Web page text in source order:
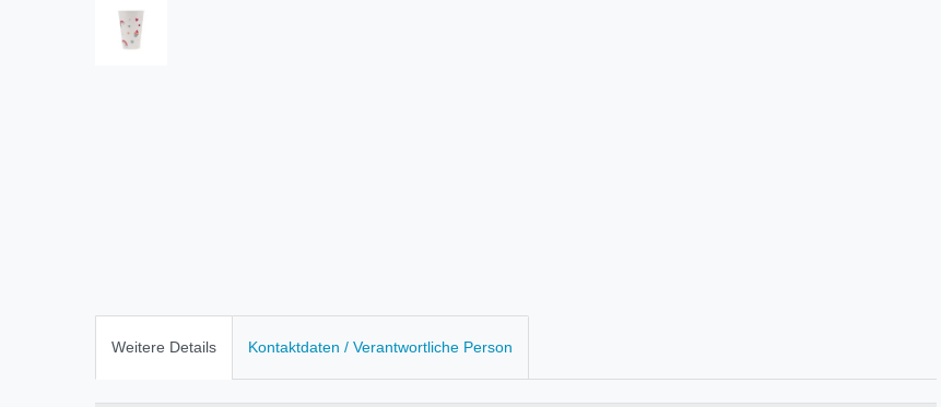
Weitere Details Kontaktdaten / Verantwortliche Person